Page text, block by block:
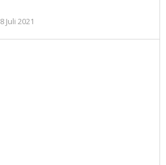
8 Juli 2021
Susanto